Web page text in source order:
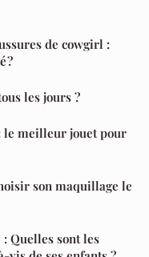
de cowgirl :
?
les jours ?
le meilleur jouet pour
son maquillage le
Quelles sont les